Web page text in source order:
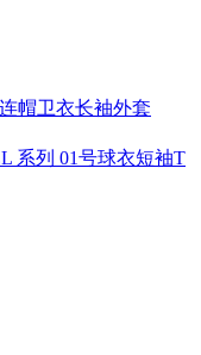
帽卫衣长袖外套
系列 01号球衣短袖T